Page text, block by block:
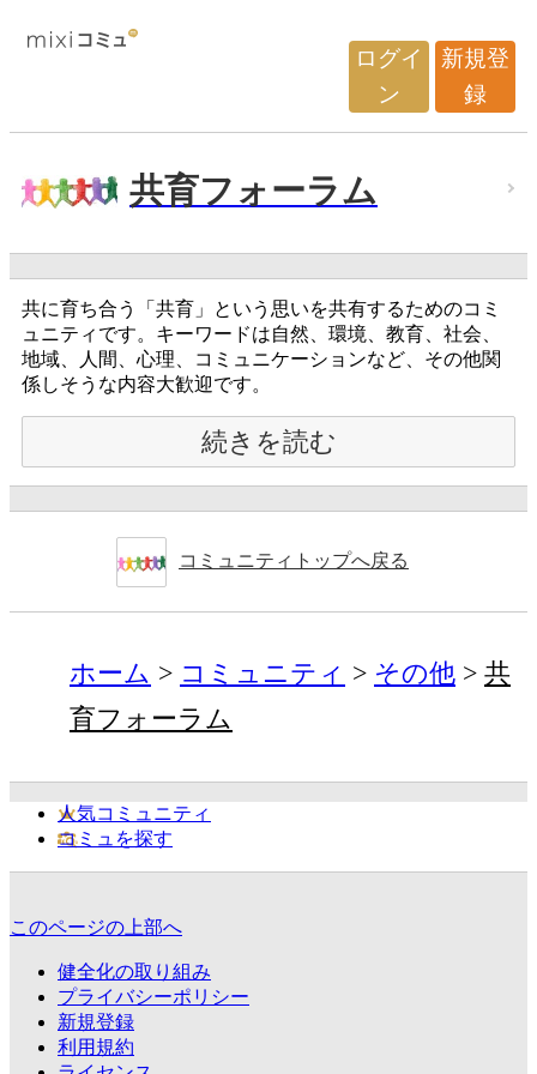
ログイ
ン
新規登
録
共育フォーラム
共に育ち合う「共育」という思いを共有するためのコミ
ュニティです。キーワードは自然、環境、教育、社会、
地域、人間、心理、コミュニケーションなど、その他関
係しそうな内容大歓迎です。
続きを読む
コミュニティトップへ戻る
ホーム コミュニティ その他
共
育フォーラム
人気コミュニティ
コミュを探す
このページの上部へ
健全化の取り組み
プライバシーポリシー
新規登録
利用規約